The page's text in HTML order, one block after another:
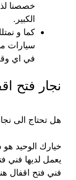
خصصنا
الكبير.
كما و
سيارات
في اي
نجار فتح
هل تحتاج الى
خيارك الوحيد هو
يعمل لديها فني
فني فتح اقفال